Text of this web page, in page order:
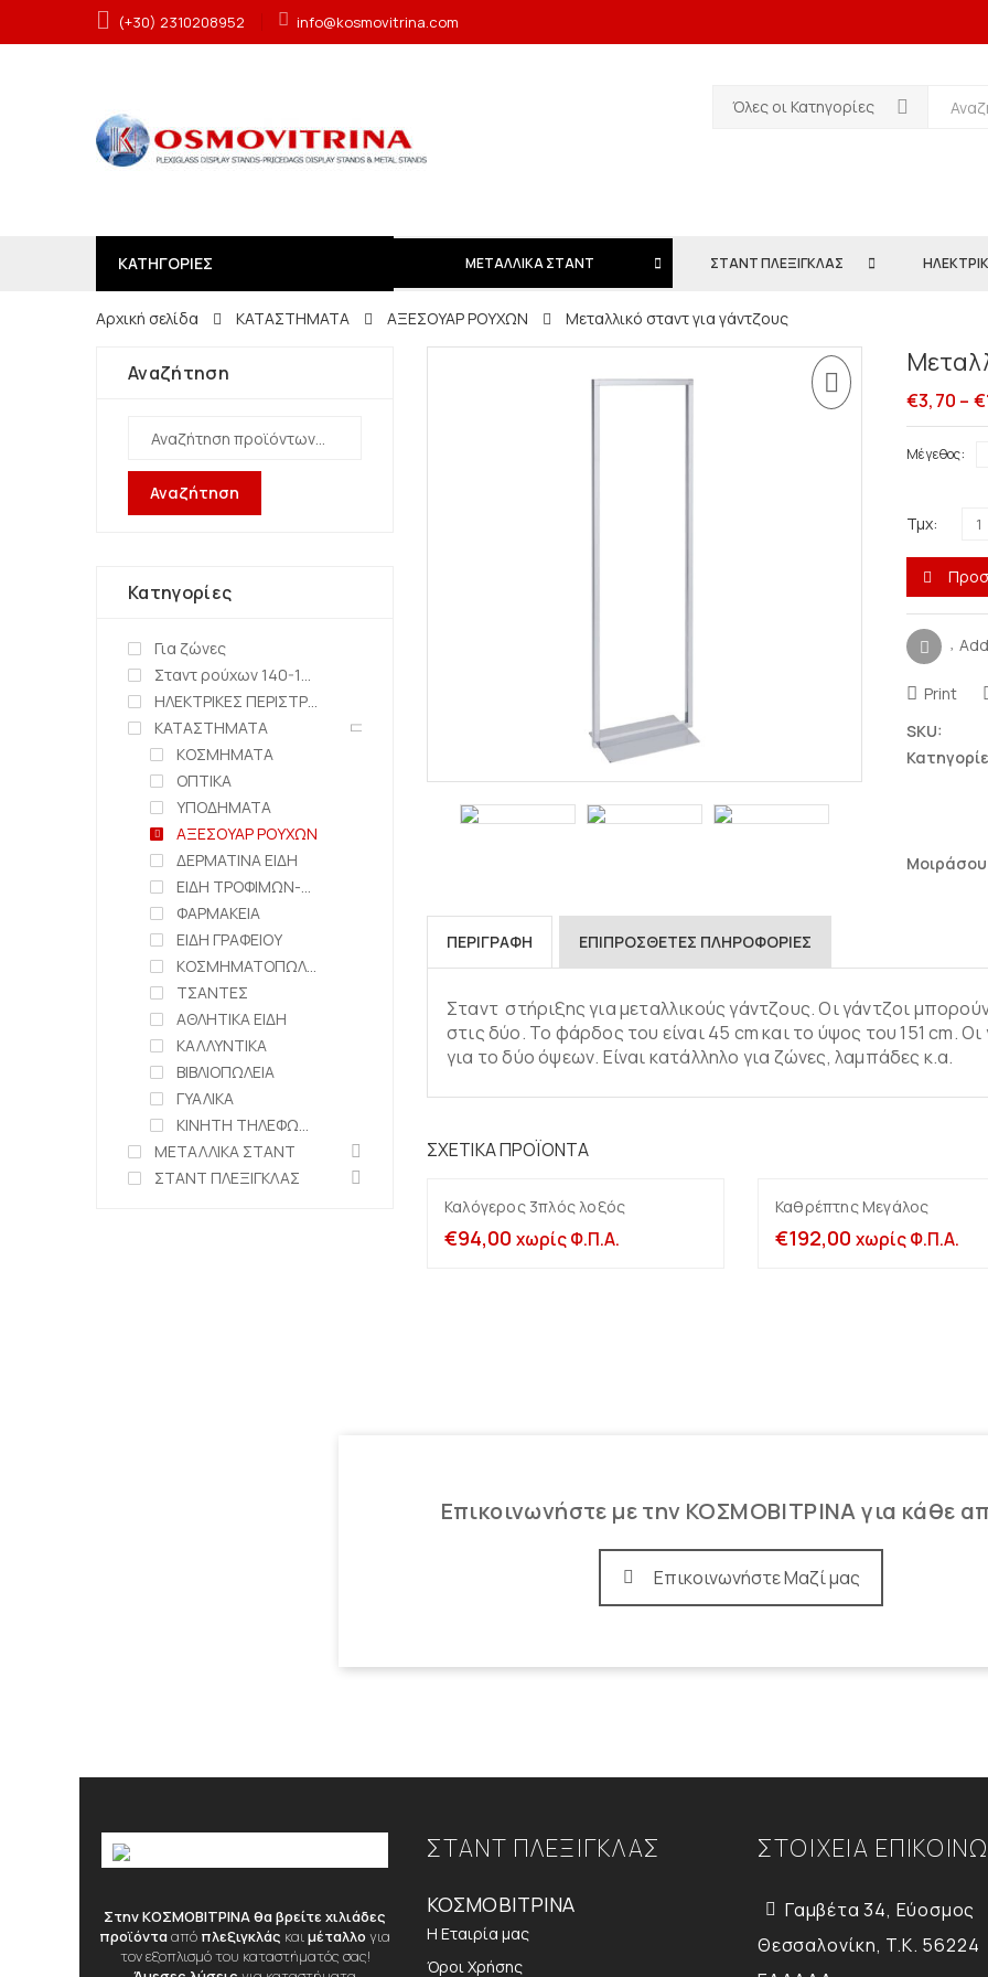
(+30) 2310208952 info@kosmovitrina.com
Όλες οι Κατηγορίες
ΚΑΤΗΓΟΡΙΕΣ ΜΕΤΑΛΛΙΚΑ ΣΤΑΝΤ ΣΤΑΝΤ ΠΛΕΞΙΓΚΛΑΣ
Σταντ για
κοσμήματα
Μασίφ πλεξιγκλάς 10-
20-30mm πάχος
Σταντ για σκουλαρίκια
Σταντ για βραχιόλια-
αλυσίδες-ρολόγια
Σταντ για κολιέ –
μπούστα
Σταντ με εγκοπές για
αλυσίδες
Ολοκληρωμένες
Πολλαπλά σταντ
Τσάντες
Γεφυράκια-ΠΙ Σταντ
Σταντ για
Αρχική σελίδα ΚΑΤΑΣΤΗΜΑΤΑ ΑΞΕΣΟΥΑΡ ΡΟΥΧΩΝ Μεταλλικό σταντ για γάντζους
€3,70 – €
Μέγεθος
Τμχ:
Print
SKU:
ΠΕΡΙΓΡΑΦΉ ΕΠΙΠΡΌΣΘΕΤΕΣ ΠΛΗΡΟΦΟΡΊΕΣ
Σταντ στήριξης για μεταλλικούς γάντζους. Οι γάντζοι
στις δύο. Το φάρδος του είναι 45 cm και το ύψος του 151 cm. Οι
για το δύο όψεων. Είναι κατάλληλο για ζώνες, λαμπάδες κ.α.
ΣΧΕΤΙΚΆ ΠΡΟΪΌΝΤΑ
Προσθήκη στο καλάθι
Καλόγερος 3πλός λοξός
€94,00 χωρίς Φ.Π.Α.
Προσθήκη στο
Καθρέπτης Μεγάλος
€192,00 χωρίς Φ.Π.Α.
Αναζήτηση
Αναζήτηση
Κατηγορίες
Για ζώνες
Σταντ ρούχων 140-150cm
ΗΛΕΚΤΡΙΚΕΣ ΠΕΡΙΣΤΡΕΦΟΜΕΝΕΣ ΒΑΣΕΙΣ
ΚΑΤΑΣΤΗΜΑΤΑ
ΚΟΣΜΗΜΑΤΑ
ΟΠΤΙΚΑ
ΥΠΟΔΗΜΑΤΑ
ΑΞΕΣΟΥΑΡ ΡΟΥΧΩΝ
ΔΕΡΜΑΤΙΝΑ ΕΙΔΗ
ΕΙΔΗ ΤΡΟΦΙΜΩΝ-ΖΑΧΑΡΟΠΛΑΣΤΕΙΑ
ΦΑΡΜΑΚΕΙΑ
ΕΙΔΗ ΓΡΑΦΕΙΟΥ
ΚΟΣΜΗΜΑΤΟΠΩΛΕΙΑ
ΤΣΑΝΤΕΣ
ΑΘΛΗΤΙΚΑ ΕΙΔΗ
ΚΑΛΛΥΝΤΙΚΑ
ΒΙΒΛΙΟΠΩΛΕΙΑ
ΓΥΑΛΙΚΑ
ΚΙΝΗΤΗ ΤΗΛΕΦΩΝΙΑ
ΜΕΤΑΛΛΙΚΑ ΣΤΑΝΤ
ΣΤΑΝΤ ΠΛΕΞΙΓΚΛΑΣ
Επικοινωνήστε με την ΚΟΣΜΟΒΙΤΡΙΝΑ για κάθε
Επικοινωνήστε Μαζί μας
Στην ΚΟΣΜΟΒΙΤΡΙΝΑ θα βρείτε χιλιάδες
προϊόντααπό πλεξιγκλάς καιμέταλλο για
τον εξοπλισμό του καταστήματός σας!
ΣΤΑΝΤ ΠΛΕΞΙΓΚΛΑΣ
ΚΟΣΜΟΒΙΤΡΙΝΑ
Η Εταιρία μας
Όροι Χρήσης
ΣΤΟΙΧΕΙΑ
Γαμβέτα 34, Εύοσμος
Θεσσαλονίκη, T.K. 56224